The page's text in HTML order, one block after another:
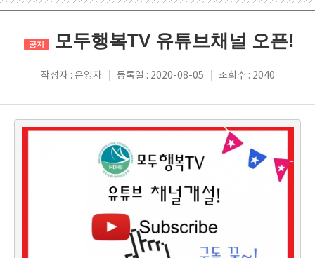
공지 모두행복TV 유튜브채널 오픈!
작성자 : 운영자 등록일 : 2020-08-05 조회수 : 2040